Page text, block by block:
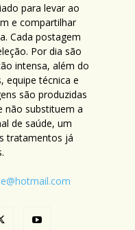
para levar ao
e compartilhar
Cada postagem
Por dia são
intensa, além do
equipe técnica e
são produzidas
não substituem a
de saúde, um
tratamentos já